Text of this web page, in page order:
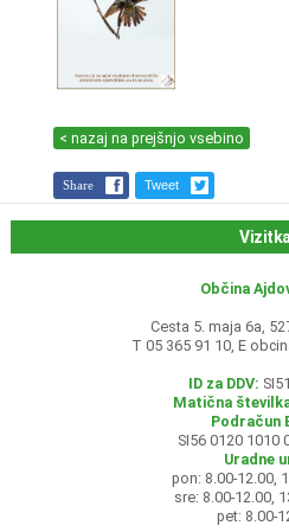
< nazaj na prejšnjo vsebino
Share Tweet
Vizitka
Občina
Cesta 5. maja 6a,
T 05 365 91 10, E
ID za DDV:
Matična
Podračun
SI56 0120 1010
Uradne
pon: 8.00-12.00,
sre: 8.00-12.00,
pet: 8.00-